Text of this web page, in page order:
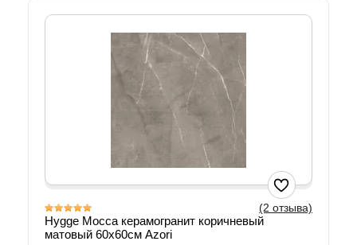
(2 отзыва)
Hygge Mocca керамогранит коричневый
матовый 60х60см Azori